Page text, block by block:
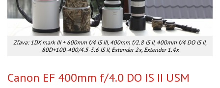
Zľava: 1DX mark III + 600mm f/4 IS III, 400mm f/2.8 IS II, 400mm f/4 DO IS II,
80D+100-400/4.5-5.6 IS II, Extender 2x, Extender 1.4x
Canon EF 400mm f/4.0 DO IS II USM